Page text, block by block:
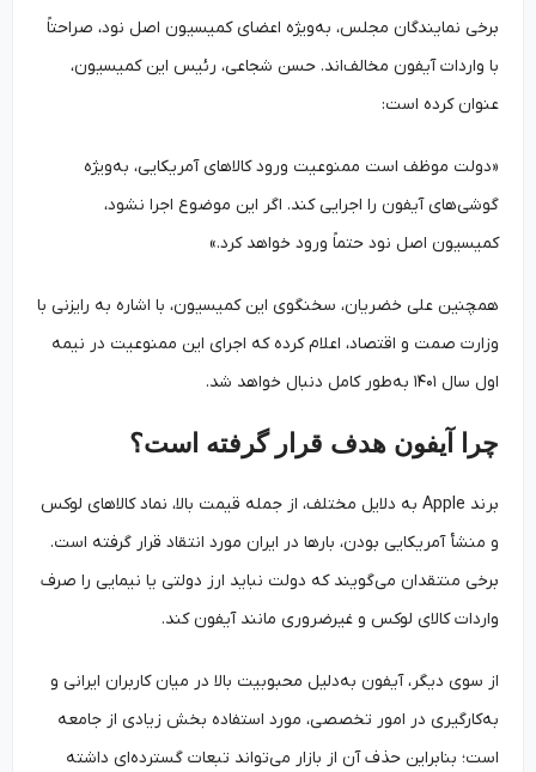
برخی نمایندگان مجلس، به‌ویژه اعضای کمیسیون اصل نود، صراحتاً
با واردات آیفون مخالف‌اند. حسن شجاعی، رئیس این کمیسیون،
عنوان کرده است:
«دولت موظف است ممنوعیت ورود کالاهای آمریکایی، به‌ویژه
گوشی‌های آیفون را اجرایی کند. اگر این موضوع اجرا نشود،
کمیسیون اصل نود حتماً ورود خواهد کرد.»
همچنین علی خضریان، سخنگوی این کمیسیون، با اشاره به رایزنی با
وزارت صمت و اقتصاد، اعلام کرده که اجرای این ممنوعیت در نیمه
اول سال ۱۴۰۱ به‌طور کامل دنبال خواهد شد.
چرا آیفون هدف قرار گرفته است؟
برند Apple به دلایل مختلف، از جمله قیمت بالا، نماد کالاهای لوکس
و منشأ آمریکایی بودن، بارها در ایران مورد انتقاد قرار گرفته است.
برخی منتقدان می‌گویند که دولت نباید ارز دولتی یا نیمایی را صرف
واردات کالای لوکس و غیرضروری مانند آیفون کند.
از سوی دیگر، آیفون به‌دلیل محبوبیت بالا در میان کاربران ایرانی و
به‌کارگیری در امور تخصصی، مورد استفاده بخش زیادی از جامعه
است؛ بنابراین حذف آن از بازار می‌تواند تبعات گسترده‌ای داشته